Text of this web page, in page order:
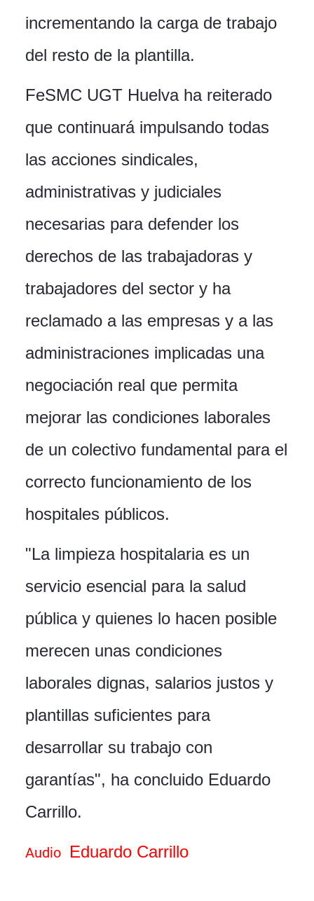
incrementando la carga de trabajo
del resto de la plantilla.
FeSMC UGT Huelva ha reiterado
que continuará impulsando todas
las acciones sindicales,
administrativas y judiciales
necesarias para defender los
derechos de las trabajadoras y
trabajadores del sector y ha
reclamado a las empresas y a las
administraciones implicadas una
negociación real que permita
mejorar las condiciones laborales
de un colectivo fundamental para el
correcto funcionamiento de los
hospitales públicos.
"La limpieza hospitalaria es un
servicio esencial para la salud
pública y quienes lo hacen posible
merecen unas condiciones
laborales dignas, salarios justos y
plantillas suficientes para
desarrollar su trabajo con
garantías", ha concluido Eduardo
Carrillo.
Audio Eduardo Carrillo